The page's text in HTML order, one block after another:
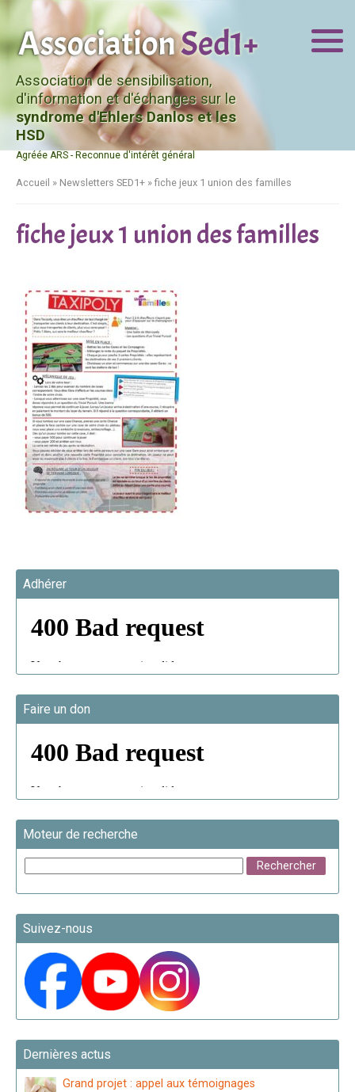
Association de sensibilisation,
d'information et d'échanges sur le
syndrome d'Ehlers Danlos et les
HSD
Agréée ARS - Reconnue d'intérêt général
Accueil » Newsletters SED1+ »fiche jeux 1 union des familles
fiche jeux 1 union des familles
Adhérer
Faire un don
Moteur de recherche
Suivez-nous
Dernières actus
Grand projet : appel aux témoignages